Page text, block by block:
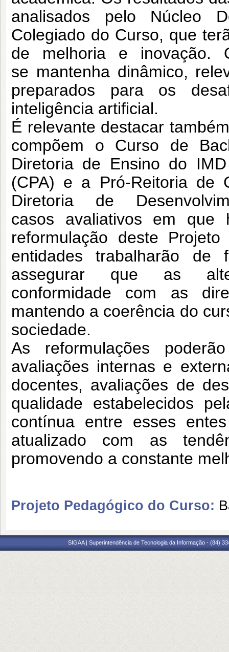
analisados pelo Núcleo
Colegiado do Curso, que
de melhoria e
se mantenha dinâmico,
preparados para os
inteligência artificial.
É relevante destacar
compõem o Curso de
Diretoria de Ensino do
(CPA) e a Pró-Reitoria de
Diretoria de
casos avaliativos em que
reformulação deste
entidades trabalharão
assegurar que as
conformidade com as
mantendo a coerência do
sociedade.
As reformulações
avaliações internas e
docentes, avaliações de
qualidade estabelecidos
contínua entre esses
atualizado com as
promovendo a constante
Projeto Pedagógico do Curso:
SIGAA | Superintendência de Tecnologia da Informação - (84)